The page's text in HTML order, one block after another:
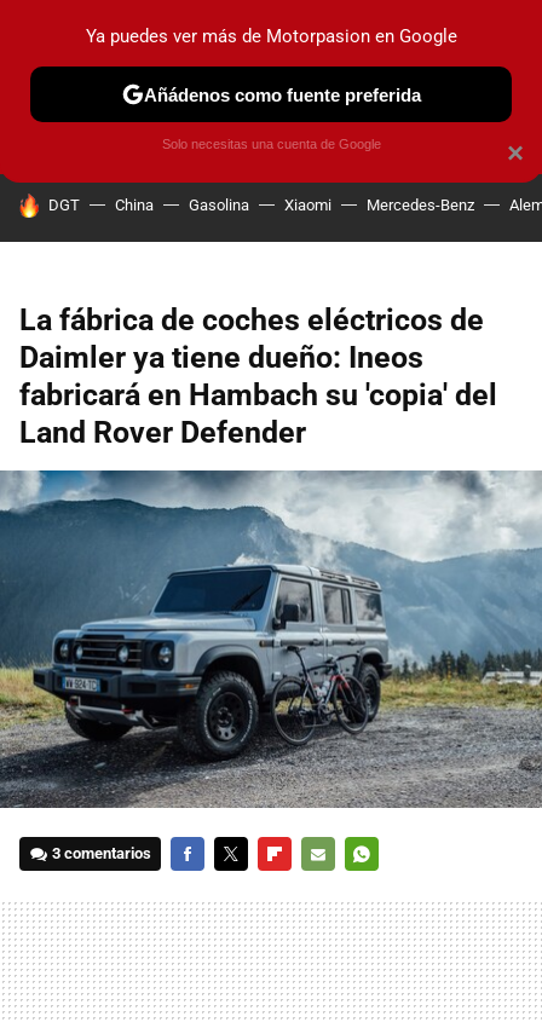
PRUEBAS COCHES ELÉCTRICOS OBSERVATORIO
HOY SE HABLA DE
DGT China Gasolina Xiaomi Mercedes-Benz
La fábrica de coches eléctricos de
Daimler ya tiene dueño: Ineos
fabricará en Hambach su 'copia' del
Land Rover Defender
3 comentarios
MAIL
×
Ya puedes ver más de Motorpasion en Google
Añádenos como fuente preferida
Solo necesitas una cuenta de Google